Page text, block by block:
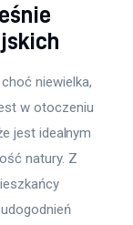
niewielka,
w otoczeniu
jest idealnym
natury. Z